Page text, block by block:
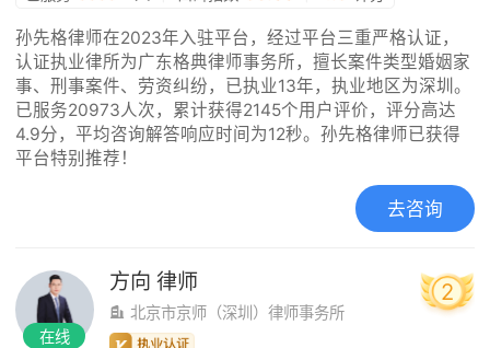
孙先格律师在2023年入驻平台，经过平台三重严格认证，
认证执业律所为广东格典律师事务所，擅长案件类型婚姻家
事、刑事案件、劳资纠纷，已执业13年，执业地区为深圳。
已服务20973人次，累计获得2145个用户评价，评分高达
4.9分，平均咨询解答响应时间为12秒。孙先格律师已获得
平台特别推荐！
去咨询
在线
方向 律师
北京市京师（深圳）律师事务所
2